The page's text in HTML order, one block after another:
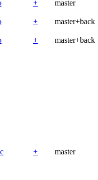
+ master
+ master+back
+ master+back
+ master